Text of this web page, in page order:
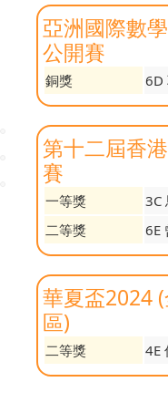
亞洲國際數
公開賽
銅獎 6D
第十二屆香
賽
一等獎 3C
二等獎
6E
華夏盃2024
區)
二等獎 4E